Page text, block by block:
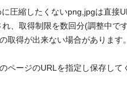
圧縮したくないpng,jpgは直接
、取得制限を数回分(調整中で
取得が出来ない場合がありま
ページのURLを指定し保存して